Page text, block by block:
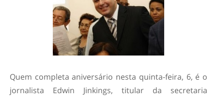
Quem completa aniversário nesta quinta-feira, 6, é o
jornalista Edwin Jinkings, titular da secretaria